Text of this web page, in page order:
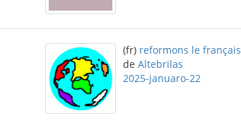
(fr) reformons le français
de Altebrilas
2025-januaro-22